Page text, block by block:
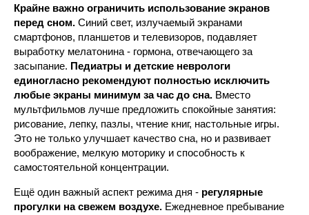
Крайне важно ограничить использование экранов
перед сном. Синий свет, излучаемый экранами
смартфонов, планшетов и телевизоров, подавляет
выработку мелатонина - гормона, отвечающего за
засыпание. Педиатры и детские неврологи
единогласно рекомендуют полностью исключить
любые экраны минимум за час до сна. Вместо
мультфильмов лучше предложить спокойные занятия:
рисование, лепку, пазлы, чтение книг, настольные игры.
Это не только улучшает качество сна, но и развивает
воображение, мелкую моторику и способность к
самостоятельной концентрации.
Ещё один важный аспект режима дня - регулярные
прогулки на свежем воздухе. Ежедневное пребывание